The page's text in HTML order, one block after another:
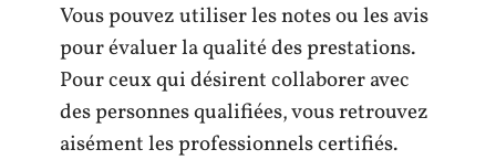
Vous pouvez utiliser les notes ou les avis
pour évaluer la qualité des prestations.
Pour ceux qui désirent collaborer avec
des personnes qualifiées, vous retrouvez
aisément les professionnels certifiés.